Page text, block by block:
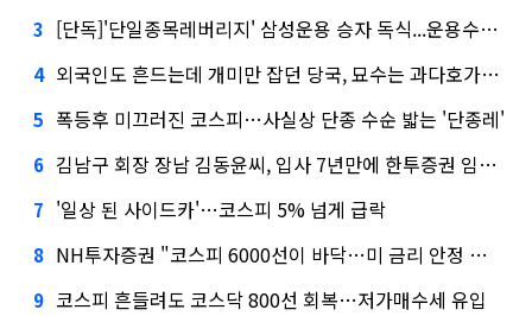
3 [단독]'단일종목레버리지' 삼성운용 승자 독식...운용수익 미래에셋의 6배
4 외국인도 흔드는데 개미만 잡던 당국, 묘수는 과다호가부담금?
5 폭등후 미끄러진 코스피…사실상 단종 수순 밟는 '단종레'
6 김남구 회장 장남 김동윤씨, 입사 7년만에 한투증권 임원 승진
7 '일상 된 사이드카'…코스피 5% 넘게 급락
8 NH투자증권 "코스피 6000선이 바닥…미 금리 안정 후 추가 회복"
9 코스피 흔들려도 코스닥 800선 회복…저가매수세 유입